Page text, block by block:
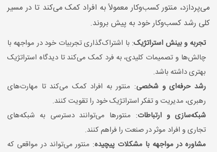
می‌پردازد، منتور کسب‌وکار معمولاً به افراد کمک می‌کند تا در مسیر
کلی رشد کسب‌وکار خود به پیش بروند.
تجربه و بینش استراتژیک: با اشتراک‌گذاری تجربیات خود در مواجهه با
چالش‌ها و تصمیمات کلیدی، به فرد کمک می‌کند تا دیدگاه استراتژیک
بهتری داشته باشد.
رشد حرفه‌ای و شخصی: منتور به افراد کمک می‌کند تا مهارت‌های
رهبری، مدیریت و تفکر استراتژیک خود را تقویت کنند.
شبکه‌سازی و ارتباطات: منتورها می‌توانند دسترسی به شبکه‌های
تجاری و افراد موثر در صنعت را فراهم کنند.
مشاوره در مواجهه با مشکلات پیچیده: منتور می‌تواند در مواقعی که